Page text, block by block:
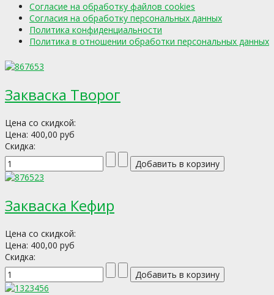
Согласие на обработку файлов cookies
Согласия на обработку персональных данных
Политика конфиденциальности
Политика в отношении обработки персональных данных
Закваска Творог
Цена со скидкой:
Цена: 400,00 руб
Скидка:
Закваска Кефир
Цена со скидкой:
Цена: 400,00 руб
Скидка: